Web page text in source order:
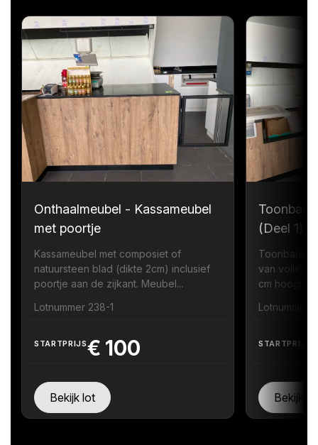
Onthaalmeubel - Kassameubel
met poortje
Kassameubel met composiet of
natuursteen blad (dikte 2cm) inclusief
poortje aan de zijkant. Meubel...
Lotnummer 238-1
STARTPRIJS€ 100
Bekijk lot
(Deel 1)
Toonbank
van
cm hoogte
Lotnummer
STARTPRIJS
Bekijk